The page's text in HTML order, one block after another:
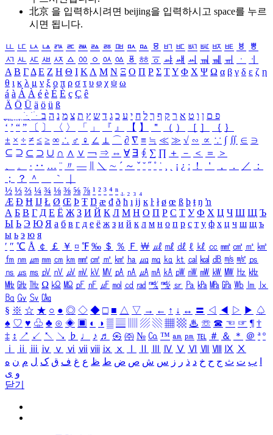
北京 을 입력하시려면 beijing을 입력하시고 space를 누르
시면 됩니다.
ㅥ ㅦ ㅧ ㅨ ㅩ ㅪ ㅫ ㅬ ㅭ ㅮ ㅯ ㅰ ㅱ ㅲ ㅳ ㅴ ㅵ ㅶ ㅷ ㅸ
ㅹ
ㅺ ㅻ ㅼ ㅽ ㅾ ㅿ ㆀ ㆁ ㆂ ㆃ ㆄ ㆅ ㆆ ㆇ ㆈ ㆉ ㆊ ㆋ ㆌ ㆍ
ㆎ
Α Β ΓΔ Ε Ζ Η Θ Ι ΚΛ Μ Ν Ξ Ο Π Ρ Σ ΤΥ Φ Χ Ψ Ω α β γ δ ε ζ η
θ ι κ λ μ ν ξ ο π ρ σ τ υ φ χ ψ ω
á à Á À é è É È ç Ç ê
Ä Ö Ü ä ö ü ß
ִֶֹ ֻּ ׁׂ פ ם ן ו ט א ר ק ף ך ל ח י ע כ ג ד ש ץ ת צ מ נ ה ב
‘ ’ “ ” 〔 〕 〈 〉 「 」 『 』 【 】 ＂ （ ） ［ ］ ｛ ｝
± × ÷ ≠ ≤ ≥ ∞ ∴ ♂ ♀ ∠ ⊥ ⌒ ∂ ∇ ≡ ≒ ≪ ≫ √ ∽ ∝ ∵ ∫ ∬ ∈ ∋
⊆ ⊇ ⊂ ⊃ ∪ ∩ ∧ ∨ ￢ ⇒ ⇔ ∀ ∃ ∮ ∑ ∏ ＋ － ＜ ＝
＞
、
。 · ‥ … ¨ 〃 ― ＼ ∼ ´ ～ ˇ ˘ ˝ ˚ ˙ ¸ ¡ ¿ ː ！ ＇ ， ． ／
：
；
？ ＾ ｀
½ ⅓ ⅔ ¼ ¾ ⅛ ⅜ ⅝ ⅞ ¹ ² ³ ⁴ ⁿ ₁ ₂ ₃ ₄
Æ Ð Ħ Ĳ Ł Ø Œ Þ Ŧ Ŋ æ đ ð ħ ı ĳ ĸ ŀ ł ø œ ß þ ŧ ŋ ŉ
А Б В Г Д Е Ё Ж З И Й К Л М Н О П Р С Т У Ф Х Ц Ч Ш Щ Ъ
Ы Ь Э Ю Я а б в г д е ё ж з и й к л м н о п р с т у ф х ц ч ш щ ъ
ы ь э ю я
′ ″ ℃ Å ￠ ￡ ￥ ¤ ℉ ‰ ＄ ％ Ｆ ￦ ㎕ ㎖ ㎗ ℓ ㎘ ㏄ ㎣ ㎤ ㎥ ㎦
㎙ ㎚ ㎛ ㎜ ㎝ ㎞ ㎟ ㎠ ㎡ ㎢ ㏊ ㎍ ㎎ ㎏ ㏏ ㎈ ㎉ ㏈ ㎧ ㎨ ㎰
㎱ ㎲ ㎳ ㎴ ㎵ ㎶ ㎷ ㎸ ㎹ ㎀ ㎁ ㎂ ㎃ ㎄ ㎺ ㎻ ㎽ ㎾ ㎿ ㎐ ㎑
㎒ ㎓ ㎔ Ω ㏀ ㏁ ㎊ ㎋ ㎌ ㏖ ㏅ ㎭ ㎮ ㎯ ㏛ ㎩ ㎪ ㎫ ㎬ ㏝ ㏐
㏓
㏃ ㏉ ㏜ ㏆
§ ※ ☆ ★ ○ ● ◎ ◇ ◆ □ ■ △ ▽ → ← ↑ ↓ ↔ 〓 ◁ ◀ ▷ ▶ ♤
♠ ♡ ♥ ♧ ♣ ⊙ ◈ ▣ ◐ ◑ ▒ ▤ ▨ ▧ ▦ ▩ ♨ ☏ ☎ ☜ ☞ ¶ †
‡ ↕ ↗ ↙ ↖ ↘ ♭ ♩ ♪ ♬ ㉿ ㈜ № ㏇ ™ ㏂ ㏘ ℡ ＃ ＆ ＊ ＠ ª º
ⅰ
ⅱ ⅲ ⅳ ⅴ ⅵ ⅶ ⅷ ⅸ ⅹ Ⅳ Ⅴ Ⅵ Ⅶ Ⅷ Ⅸ Ⅹ
ب ت ث ج ح خ د ذ ر ز س ش ص ض ط ظ ع غ ف ق ک ل م ن ه
و ی
닫기